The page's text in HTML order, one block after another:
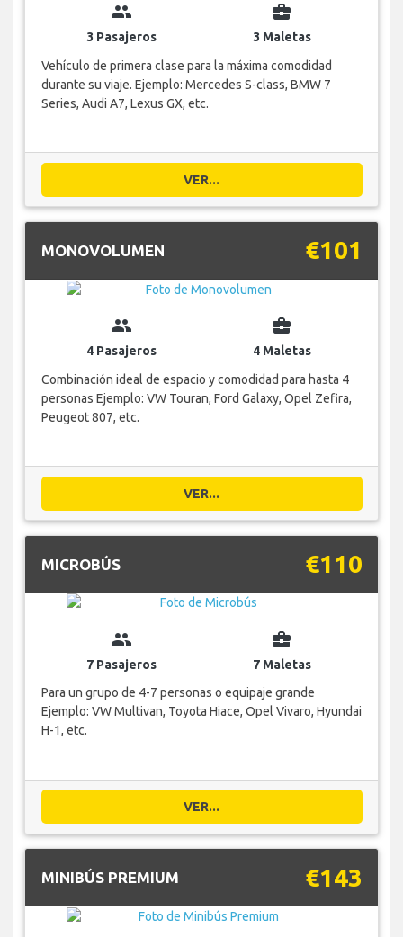
group
3 Pasajeros
business_center
3 Maletas
Vehículo de primera clase para la máxima comodidad
durante su viaje. Ejemplo: Mercedes S-class, BMW 7
Series, Audi A7, Lexus GX, etc.
VER...
MONOVOLUMEN €101
group
4 Pasajeros
business_center
4 Maletas
Combinación ideal de espacio y comodidad para hasta 4
personas Ejemplo: VW Touran, Ford Galaxy, Opel Zefira,
Peugeot 807, etc.
VER...
MICROBÚS €110
group
7 Pasajeros
business_center
7 Maletas
Para un grupo de 4-7 personas o equipaje grande
Ejemplo: VW Multivan, Toyota Hiace, Opel Vivaro, Hyundai
H-1, etc.
VER...
MINIBÚS PREMIUM €143